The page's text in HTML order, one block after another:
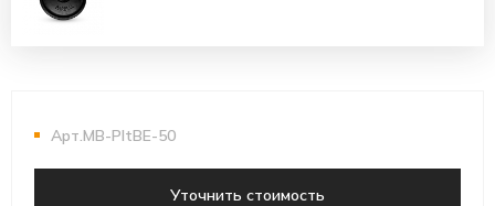
Арт.MB-PltBE-50
Уточнить стоимость